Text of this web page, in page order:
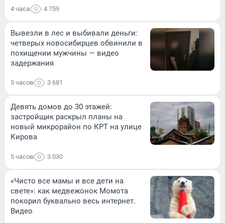
4 часа 4 759
Вывезли в лес и выбивали деньги:
четверых новосибирцев обвинили в
похищении мужчины — видео
задержания
5 часов 3 681
Девять домов до 30 этажей:
застройщик раскрыл планы на
новый микрорайон по КРТ на улице
Кирова
5 часов 3 030
«Чисто все мамы и все дети на
свете»: как медвежонок Момота
покорил буквально весь интернет.
Видео